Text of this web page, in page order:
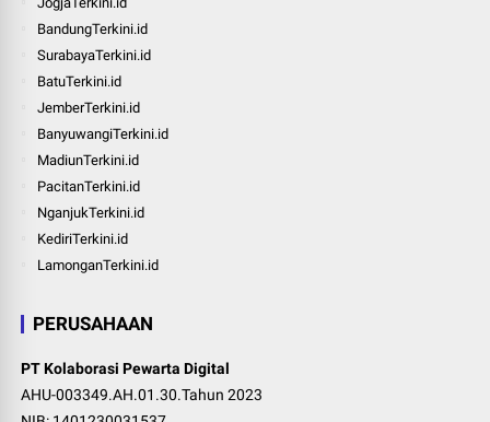
BandungTerkini.id
SurabayaTerkini.id
BatuTerkini.id
JemberTerkini.id
BanyuwangiTerkini.id
MadiunTerkini.id
PacitanTerkini.id
NganjukTerkini.id
KediriTerkini.id
LamonganTerkini.id
PERUSAHAAN
PT Kolaborasi Pewarta Digital
AHU-003349.AH.01.30.Tahun 2023